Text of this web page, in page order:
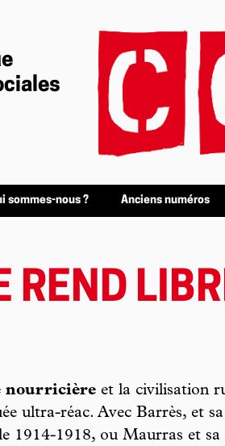
sommes-nous ? Anciens numéros
REND
nourricière et la civilisation
ultra-réac. Avec Barrès, et
1914-1918, ou Maurras et sa